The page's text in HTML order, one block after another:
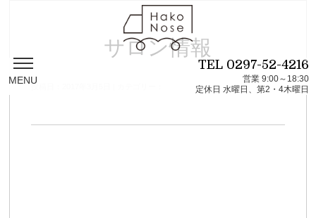
MENU
TEL 0297-52-4216
営業 9:00～18:30
定休日 水曜日、第2・4木曜日
サロン情報
投稿日：2017年3月5日 | カテゴリー：